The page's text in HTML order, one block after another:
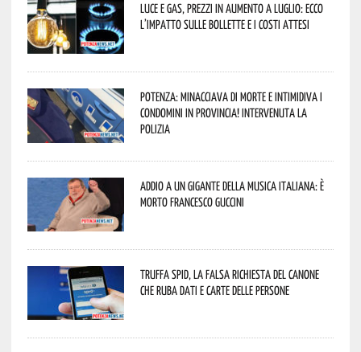
Luce e gas, prezzi in aumento a luglio: ecco
l’impatto sulle bollette e i costi attesi
Potenza: minacciava di morte e intimidiva i
condomini in provincia! Intervenuta la
Polizia
Addio a un gigante della musica italiana: è
morto Francesco Guccini
Truffa Spid, la falsa richiesta del canone
che ruba dati e carte delle persone